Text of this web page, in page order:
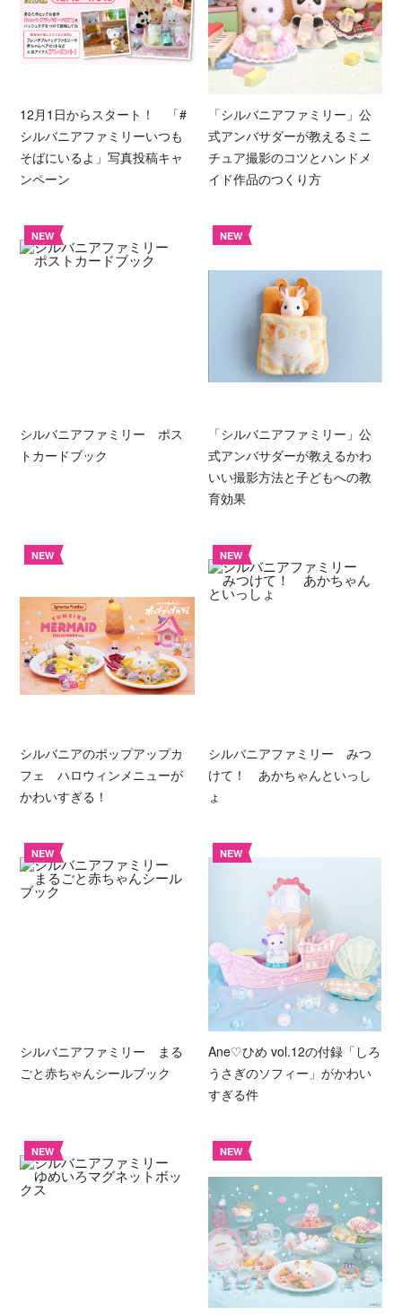
12月1日からスタート！ 「#
シルバニアファミリーいつも
そばにいるよ」写真投稿キャ
ンペーン
「シルバニアファミリー」公
式アンバサダーが教えるミニ
チュア撮影のコツとハンドメ
イド作品のつくり方
NEW
シルバニアファミリー ポス
トカードブック
NEW
「シルバニアファミリー」公
式アンバサダーが教えるかわ
いい撮影方法と子どもへの教
育効果
NEW
シルバニアのポップアップカ
フェ ハロウィンメニューが
かわいすぎる！
NEW
シルバニアファミリー みつ
けて！ あかちゃんといっし
ょ
NEW
シルバニアファミリー まる
ごと赤ちゃんシールブック
NEW
Ane♡ひめ vol.12の付録「しろ
うさぎのソフィー」がかわい
すぎる件
NEW NEW